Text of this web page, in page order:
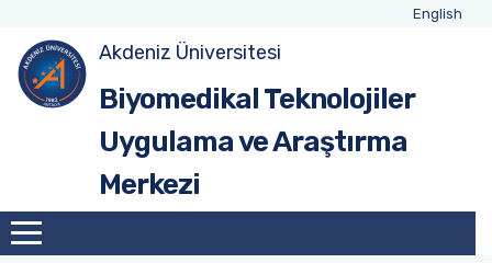
English
Akdeniz Üniversitesi
Biyomedikal Teknolojiler
Uygulama ve Araştırma
Merkezi